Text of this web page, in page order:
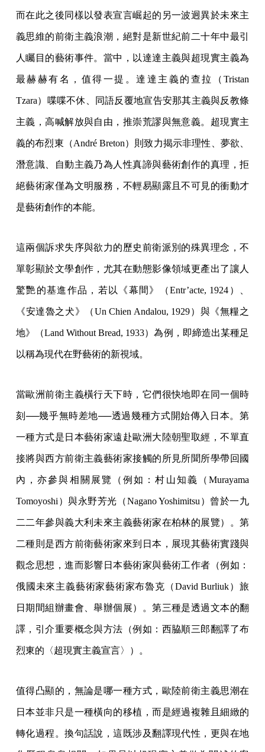
而在此之後同樣以發表宣言崛起的另一波迥異於未來主
義思維的前衛主義浪潮，絕對是新世紀前二十年中最引
人矚目的藝術事件。當中，以達達主義與超現實主義為
最赫赫有名，值得一提。達達主義的查拉（Tristan
Tzara）喋喋不休、同語反覆地宣告安那其主義與反教條
主義，高喊解放與自由，推崇荒謬與無意義。超現實主
義的布烈東（André Breton）則致力揭示非理性、夢欲、
潛意識、自動主義乃為人性真諦與藝術創作的真理，拒
絕藝術家僅為文明服務，不輕易顯露且不可見的衝動才
是藝術創作的本能。
這兩個訴求失序與欲力的歷史前衛派別的殊異理念，不
單彰顯於文學創作，尤其在動態影像領域更產出了讓人
驚艷的基進作品，若以《幕間》（Entr’acte, 1924）、
《安達魯之犬》（Un Chien Andalou, 1929）與《無糧之
地》（Land Without Bread, 1933）為例，即締造出某種足
以稱為現代在野藝術的新視域。
當歐洲前衛主義橫行天下時，它們很快地即在同一個時
刻──幾乎無時差地──透過幾種方式開始傳入日本。第
一種方式是日本藝術家遠赴歐洲大陸朝聖取經，不單直
接將與西方前衛主義藝術家接觸的所見所聞所學帶回國
內，亦參與相關展覽（例如：村山知義（Murayama
Tomoyoshi）與永野芳光（Nagano Yoshimitsu）曾於一九
二二年參與義大利未來主義藝術家在柏林的展覽）。第
二種則是西方前衛藝術家來到日本，展現其藝術實踐與
觀念思想，進而影響日本藝術家與藝術工作者（例如：
俄國未來主義藝術家藝術家布魯克（David Burliuk）旅
日期間組辦畫會、舉辦個展）。第三種是透過文本的翻
譯，引介重要概念與方法（例如：西脇順三郎翻譯了布
烈東的〈超現實主義宣言〉）。
值得凸顯的，無論是哪一種方式，歐陸前衛主義思潮在
日本並非只是一種橫向的移植，而是經過複雜且細緻的
轉化過程。換句話說，這既涉及翻譯現代性，更與在地